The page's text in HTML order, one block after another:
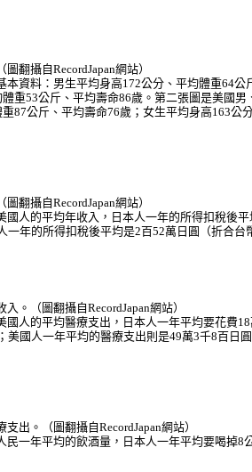
翻攝自RecordJapan網站）
本資料：男生平均身高172公分、平均體重64公
重53公斤、平均壽命86歲。第二張圖是美國男
87公斤、平均壽命76歲；女生平均身高163公
翻攝自RecordJapan網站）
國人的平均年收入，日本人一年的所得扣稅後
一年的所得扣稅後平均是2百52萬日圓（折合台
。（圖翻攝自RecordJapan網站）
國人的平均醫療支出，日本人一年平均要花費
美國人一年平均的醫療支出則是49萬3千8百日
出。（圖翻攝自RecordJapan網站）
民一年平均的飲酒量，日本人一年平均要喝掉8